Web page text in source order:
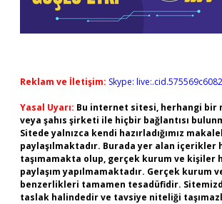
Reklam ve İletişim: Skype:
Yasal Uyarı: Bu internet sitesi, herhangi bir
veya şahıs şirketi ile hiçbir bağlantısı
Sitede yalnızca kendi hazırladığımız
paylaşılmaktadır. Burada yer alan içerikler
taşımamakta olup, gerçek kurum ve kişiler
paylaşım yapılmamaktadır. Gerçek kurum
benzerlikleri tamamen tesadüfidir.
taslak halindedir ve tavsiye niteliği